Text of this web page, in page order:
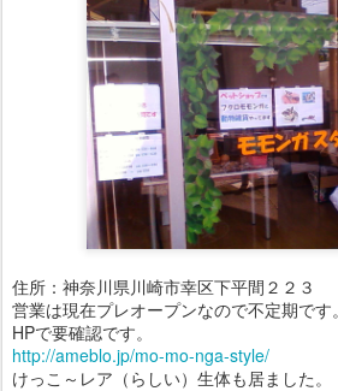
住所：神奈川県川崎市幸区下平間２２３
営業は現在プレオープンなので不定期です。
HPで要確認です。
http://ameblo.jp/mo-mo-nga-style/
けっこ～レア（らしい）生体も居ました。